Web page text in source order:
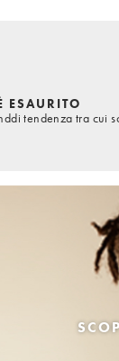
ESAURITO
tendenza tra cui